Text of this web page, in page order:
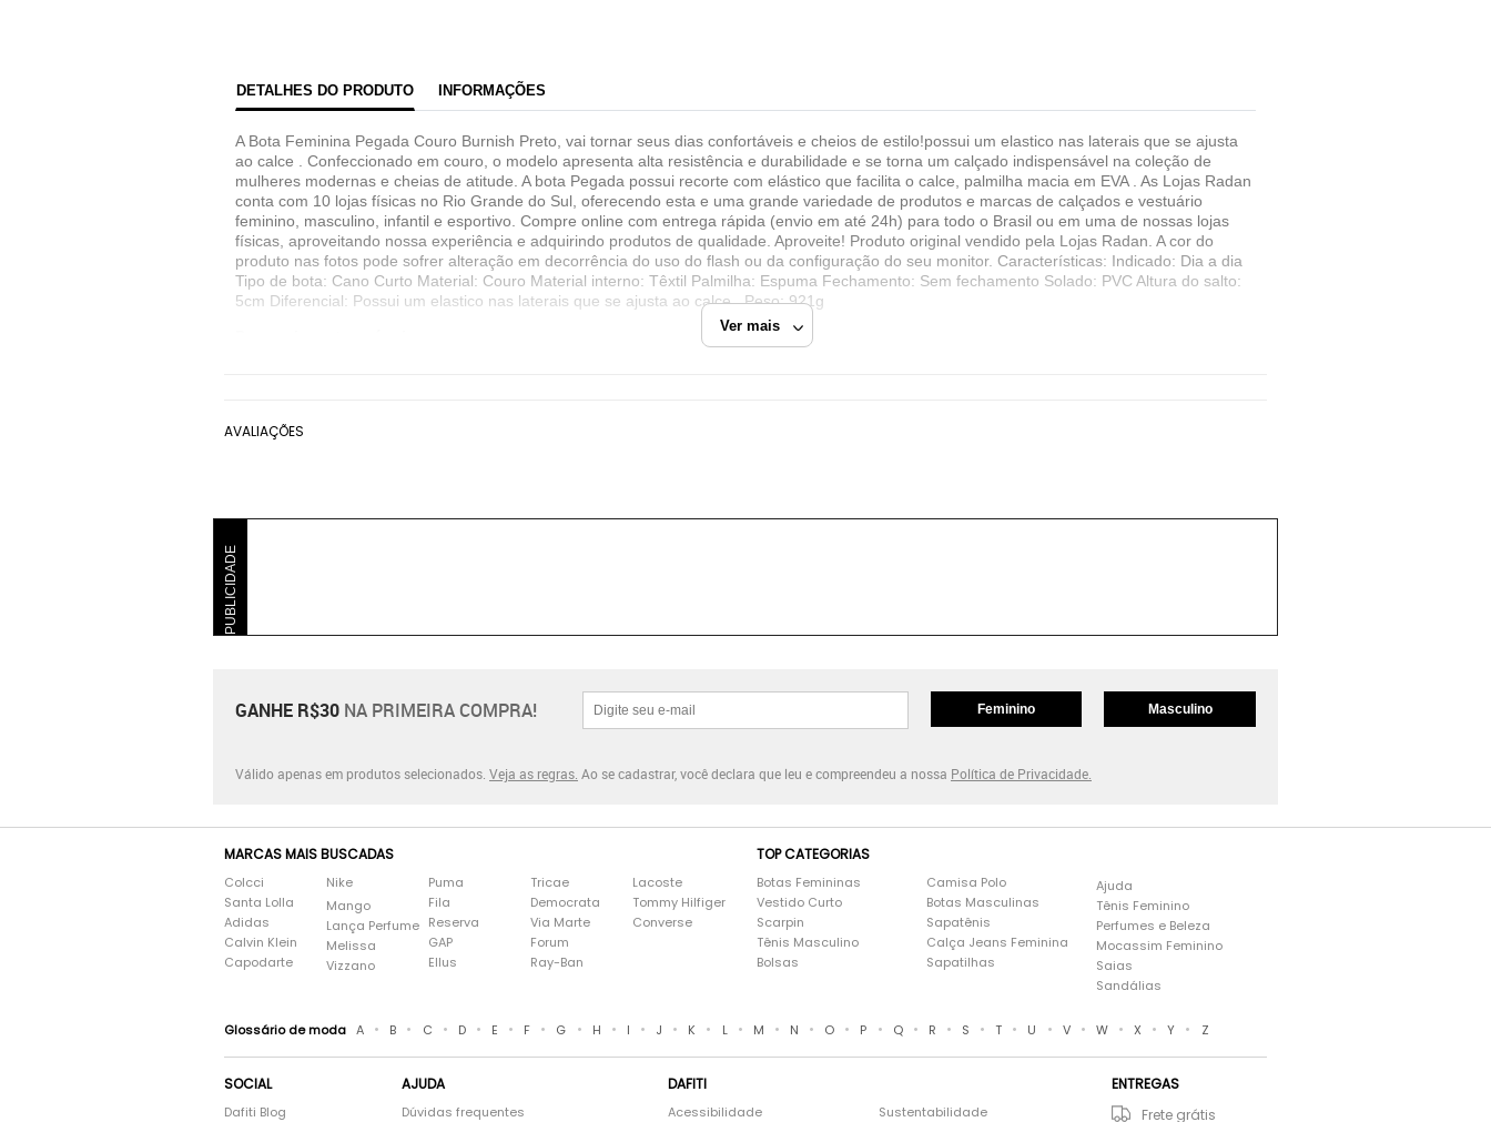
Fechar
Lojas Radan
Lojas Radan Eireli
CNPJ
88.979.547/0001-21
Endereço
Av. Getúlio Vargas, 1124
São Leopoldo, RS/RS
DETALHES DO PRODUTO INFORMAÇÕES
Ver mais
A Bota Feminina Pegada Couro Burnish Preto, vai tornar seus dias confortáveis e cheios de estilo!possui um elastico nas laterais que se ajusta
ao calce . Confeccionado em couro, o modelo apresenta alta resistência e durabilidade e se torna um calçado indispensável na coleção de
mulheres modernas e cheias de atitude. A bota Pegada possui recorte com elástico que facilita o calce, palmilha macia em EVA . As Lojas Radan
conta com 10 lojas físicas no Rio Grande do Sul, oferecendo esta e uma grande variedade de produtos e marcas de calçados e vestuário
feminino, masculino, infantil e esportivo. Compre online com entrega rápida (envio em até 24h) para todo o Brasil ou em uma de nossas lojas
físicas, aproveitando nossa experiência e adquirindo produtos de qualidade. Aproveite! Produto original vendido pela Lojas Radan. A cor do
produto nas fotos pode sofrer alteração em decorrência do uso do flash ou da configuração do seu monitor. Características: Indicado: Dia a dia
Tipo de bota: Cano Curto Material: Couro Material interno: Têxtil Palmilha: Espuma Fechamento: Sem fechamento Solado: PVC Altura do salto:
5cm Diferencial: Possui um elastico nas laterais que se ajusta ao calce . Peso: 921g
VER MAIS
AVALIAÇÕES
PUBLICIDADE
GANHE R$30 NA PRIMEIRA COMPRA! Feminino Masculino
Válido apenas em produtos selecionados. Veja as regras. Ao se cadastrar, você declara que leu e compreendeu a nossa Política de Privacidade.
MARCAS MAIS BUSCADAS
Colcci
Santa Lolla
Adidas
Calvin Klein
Capodarte
Nike
Mango
Lança Perfume
Melissa
Vizzano
Puma
Fila
Reserva
GAP
Ellus
Tricae
Democrata
Via Marte
Forum
Ray-Ban
Lacoste
Tommy Hilfiger
Converse
TOP CATEGORIAS
Botas Femininas
Vestido Curto
Scarpin
Tênis Masculino
Bolsas
Camisa Polo
Botas Masculinas
Sapatênis
Calça Jeans Feminina
Sapatilhas
Ajuda
Tênis Feminino
Perfumes e Beleza
Mocassim Feminino
Saias
Sandálias
Glossário de moda A • B • C • D • E • F • G • H • I • J • K • L • M • N • O • P • Q • R • S • T • U • V • W • X • Y • Z
SOCIAL
Dafiti Blog
AJUDA
Dúvidas frequentes
DAFITI
Acessibilidade Sustentabilidade
ENTREGAS
Frete grátis